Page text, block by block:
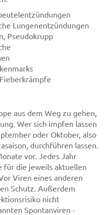
Lungenentzündungen
Pseudokrupp
aus dem Weg zu gehen,
Wer sich impfen lassen
oder Oktober, also
durchführen lassen.
vor. Jedes Jahr
die jeweils aktuellen
Viren eines anderen
Schutz. Außerdem
nicht
Spontanviren -